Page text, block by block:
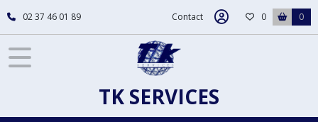
02 37 46 01 89 Contact 0 0
TK SERVICES
Fermer
FILTRES